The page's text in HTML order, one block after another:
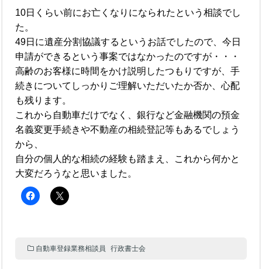
10日くらい前にお亡くなりになられたという相談でし
た。
49日に遺産分割協議するというお話でしたので、今日
申請ができるという事案ではなかったのですが・・・
高齢のお客様に時間をかけ説明したつもりですが、手
続きについてしっかりご理解いただいたか否か、心配
も残ります。
これから自動車だけでなく、銀行など金融機関の預金
名義変更手続きや不動産の相続登記等もあるでしょう
から、
自分の個人的な相続の経験も踏まえ、これから何かと
大変だろうなと思いました。
自動車登録業務相談員 行政書士会